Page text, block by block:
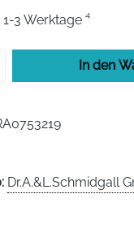
3 Werktage ⁴
Gib denIn den
Dr.A.&L.Schmidgall